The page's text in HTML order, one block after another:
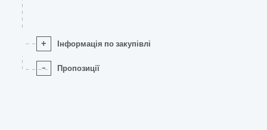
+ Інформація по закупівлі
- Пропозиції